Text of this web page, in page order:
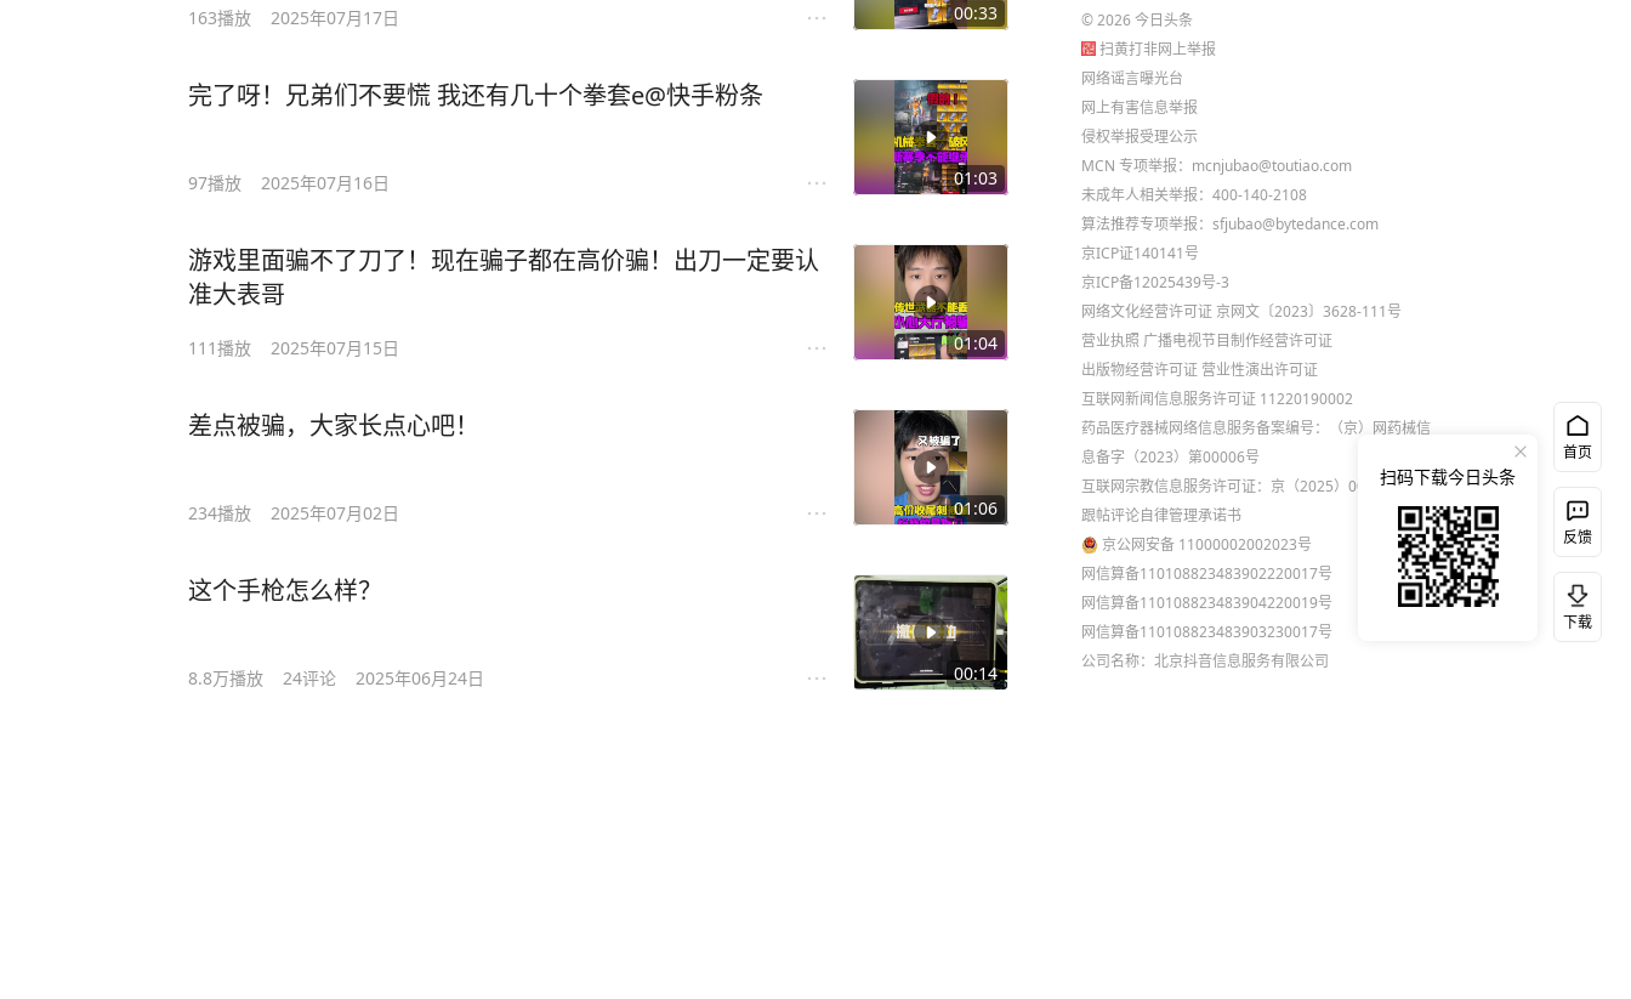
00:33
163播放 2025年07月17日
01:03
完了呀！兄弟们不要慌 我还有几十个拳套e@快手粉条
97播放 2025年07月16日
01:04
游戏里面骗不了刀了！现在骗子都在高价骗！出刀一定要认
准大表哥
111播放 2025年07月15日
01:06
差点被骗，大家长点心吧！
234播放 2025年07月02日
00:14
这个手枪怎么样？
8.8万播放 24评论 2025年06月24日
©2026今日头条
扫黄打非网上举报
网络谣言曝光台
网上有害信息举报
侵权举报受理公示
MCN 专项举报：mcnjubao@toutiao.com
未成年人相关举报：400-140-2108
算法推荐专项举报：sfjubao@bytedance.com
京ICP证140141号
京ICP备12025439号-3
网络文化经营许可证 京网文〔2023〕3628-111号
营业执照 广播电视节目制作经营许可证
出版物经营许可证 营业性演出许可证
互联网新闻信息服务许可证 11220190002
药品医疗器械网络信息服务备案编号：（京）网药械信
息备字（2023）第00006号
互联网宗教信息服务许可证：京（2025）0000021
跟帖评论自律管理承诺书
京公网安备 11000002002023号
网信算备110108823483902220017号
网信算备110108823483904220019号
网信算备110108823483903230017号
公司名称：北京抖音信息服务有限公司
首页
反馈
下载
扫码下载今日头条